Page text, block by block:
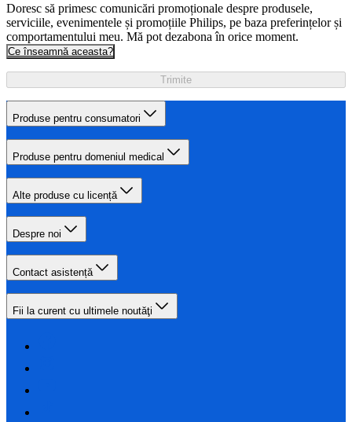
Doresc să primesc comunicări promoționale despre produsele,
serviciile, evenimentele și promoțiile Philips, pe baza preferințelor și
comportamentului meu. Mă pot dezabona în orice moment.
Ce înseamnă aceasta?
Trimite
Produse pentru consumatori
Produse pentru domeniul medical
Alte produse cu licență
Despre noi
Contact asistență
Fii la curent cu ultimele noutăţi